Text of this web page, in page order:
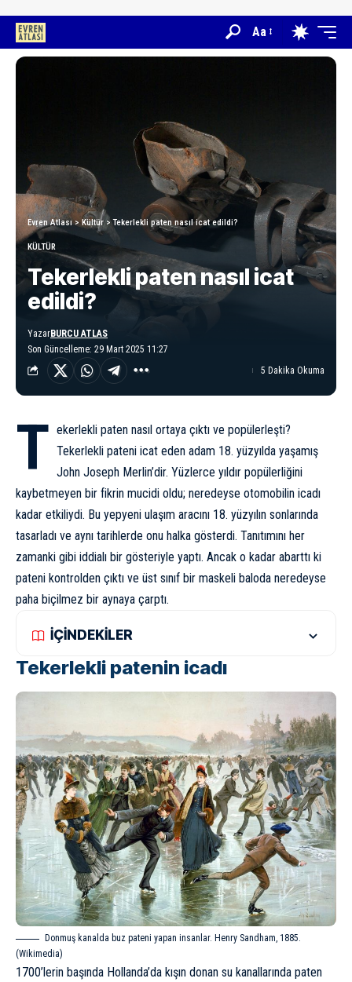
Aa
Evren Atlası>Kültür>Tekerlekli paten nasıl icat edildi?
KÜLTÜR
Tekerlekli paten nasıl icat
edildi?
Son Güncelleme: 29 Mart 2025 11:27
YazarBURCU ATLAS
5 Dakika Okuma
T ekerlekli paten nasıl ortaya çıktı ve popülerleşti?
Tekerlekli pateni icat eden adam 18. yüzyılda yaşamış
John Joseph Merlin’dir. Yüzlerce yıldır popülerliğini
kaybetmeyen bir fikrin mucidi oldu; neredeyse otomobilin icadı
kadar etkiliydi. Bu yepyeni ulaşım aracını 18. yüzyılın sonlarında
tasarladı ve aynı tarihlerde onu halka gösterdi. Tanıtımını her
zamanki gibi iddialı bir gösteriyle yaptı. Ancak o kadar abarttı ki
pateni kontrolden çıktı ve üst sınıf bir maskeli baloda neredeyse
paha biçilmez bir aynaya çarptı.
İÇİNDEKİLER
Tekerlekli patenin icadı
Donmuş kanalda buz pateni yapan insanlar. Henry Sandham, 1885.
(Wikimedia)
1700’lerin başında Hollanda’da kışın donan su kanallarında paten